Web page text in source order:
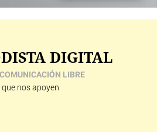
DIGITAL
LIBRE
nos apoyen